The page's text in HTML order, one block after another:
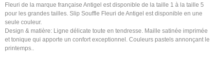
Fleuri de la marque française Antigel est disponible de la taille 1 à la taille 5
pour les grandes tailles. Slip Souffle Fleuri de Antigel est disponible en une
seule couleur.
Design & matière: Ligne délicate toute en tendresse. Maille satinée imprimée
et tonique qui apporte un confort exceptionnel. Couleurs pastels annonçant le
printemps..